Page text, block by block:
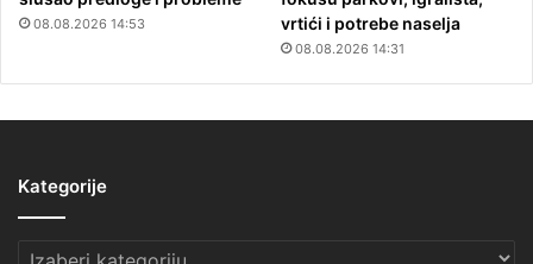
08.08.2026 14:53
vrtići i potrebe naselja
08.08.2026 14:31
Kategorije
Kategorije